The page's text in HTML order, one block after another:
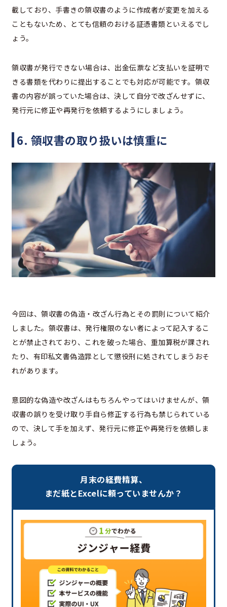
載しており、手書きの領収書のように作成者が変更を加える
こともないため、とても信頼のおける証憑書類といえるでし
ょう。
領収書が発行できない場合は、出金伝票など支払いを証明で
きる書類を代わりに提出することでも対応が可能です。領収
書の内容が誤っていた場合は、決して自分で改ざんせずに、
発行元に修正や再発行を依頼するようにしましょう。
6. 領収書の取り扱いは慎重に
今回は、領収書の偽造・改ざん行為とその罰則について紹介
しました。領収書は、発行権限のない者によって記入するこ
とが禁止されており、これを破った場合、重加算税が課され
たり、有印私文書偽造罪として懲役刑に処されてしまうおそ
れがあります。
意図的な偽造や改ざんはもちろんやってはいけませんが、領
収書の誤りを受け取り手自ら修正する行為も禁じられている
ので、決して手を加えず、発行元に修正や再発行を依頼しま
しょう。
月末の経費精算、
まだ紙とExcelに頼っていませんか？